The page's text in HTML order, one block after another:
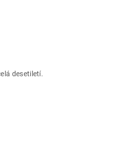
desetiletí.